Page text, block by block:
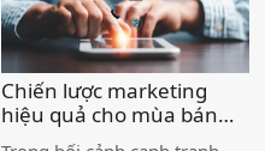
Chiến lược marketing
hiệu quả cho mùa bán
hàng tết nguyên đán